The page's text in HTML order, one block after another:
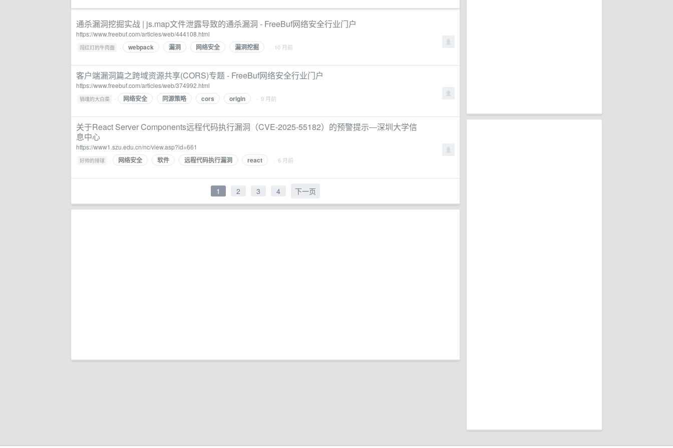
通杀漏洞挖掘实战 | js.map文件泄露导致的通杀漏洞 - FreeBuf网络安全行业门户
https://www.freebuf.com/articles/web/444108.html
闯红灯的牛肉面 · webpack 漏洞 网络安全 漏洞挖掘 · 10 月前
客户端漏洞篇之跨域资源共享(CORS)专题 - FreeBuf网络安全行业门户
https://www.freebuf.com/articles/web/374992.html
销魂的大白菜 · 网络安全 同源策略 cors origin · 9 月前
关于React Server Components远程代码执行漏洞（CVE-2025-55182）的预警提示―深圳大学信
息中心
https://www1.szu.edu.cn/nc/view.asp?id=661
好帅的排球 · 网络安全 软件 远程代码执行漏洞 react · 6 月前
1 2 3 4 下一页